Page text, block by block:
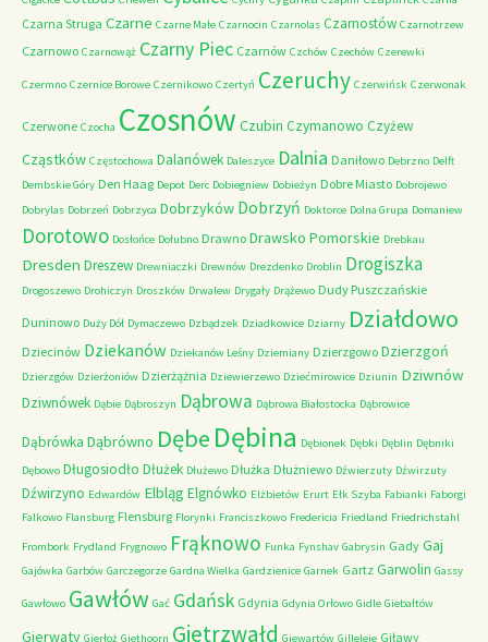
Czarna Struga Czarne Czarne Małe Czarnocin Czarnolas Czarnostów Czarnotrzew
Czarnowo Czarnowąż Czarny Piec Czarnów Czchów Czechów Czerewki
Czermno Czernice Borowe Czernikowo Czertyń Czeruchy Czerwińsk Czerwonak
Czerwone Czocha Czosnów Czubin Czymanowo Czyżew
Cząstków Częstochowa Dalanówek Daleszyce Dalnia Daniłowo Debrzno Delft
Dembskie Góry Den Haag Depot Derc Dobiegniew Dobieżyn Dobre Miasto Dobrojewo
Dobrylas Dobrzeń Dobrzyca Dobrzyków Dobrzyń Doktorce Dolna Grupa Domaniew
Dorotowo Dosłońce Dołubno Drawno Drawsko Pomorskie Drebkau
Dresden Dreszew Drewniaczki Drewnów Drezdenko Droblin Drogiszka
Drogoszewo Drohiczyn Droszków Drwalew Drygały Drążewo Dudy Puszczańskie
Duninowo Duży Dół Dymaczewo Dzbądzek Dziadkowice Dziarny Działdowo
Dziecinów Dziekanów Dziekanów Leśny Dziemiany Dzierzgowo Dzierzgoń
Dzierzgów Dzierżoniów Dzierżążnia Dziewierzewo Dziećmirowice Dziunin Dziwnów
Dziwnówek Dąbie Dąbroszyn Dąbrowa Dąbrowa Białostocka Dąbrowice
Dąbrówka Dąbrówno Dębe Dębina Dębionek Dębki Dęblin Dębniki
Dębowo Długosiodło Dłużek Dłużewo Dłużka Dłużniewo Dźwierzuty Dźwirzuty
Dźwirzyno Edwardów Elbląg Elgnówko Elżbietów Erurt Ełk Szyba Fabianki Faborgi
Falkowo Flansburg Flensburg Florynki Franciszkowo Fredericia Friedland Friedrichstahl
Frombork Frydland Frygnowo Frąknowo Funka Fynshav Gabrysin Gady Gaj
Gajówka Garbów Garczegorze Gardna Wielka Gardzienice Garnek Gartz Garwolin Gassy
Gawłowo Gawłów Gać Gdańsk Gdynia Gdynia Orłowo Gidle Giebałtów
Gierwaty Gierłoż Giethoorn Gietrzwałd Giewartów Gilleleje Giławy